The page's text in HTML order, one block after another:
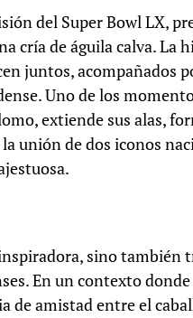
del Super Bowl LX,
cría de águila calva. La
juntos, acompañados
Uno de los
extiende sus alas,
unión de dos iconos
sino
En un contexto
de amistad entre el